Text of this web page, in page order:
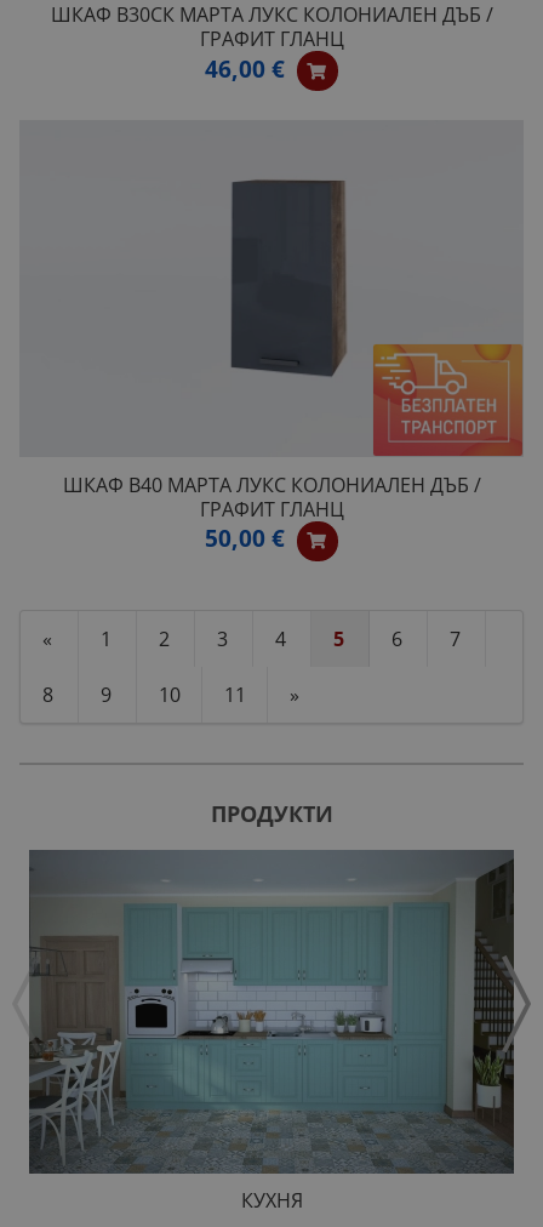
ШКАФ B30СК МАРТА ЛУКС КОЛОНИАЛЕН ДЪБ /
ГРАФИТ ГЛАНЦ
46,00 €
ШКАФ B40 МАРТА ЛУКС КОЛОНИАЛЕН ДЪБ /
ГРАФИТ ГЛАНЦ
50,00 €
« 1 2 3 4 5 6 7
8 9 10 11 »
ПРОДУКТИ
КУХНЯ